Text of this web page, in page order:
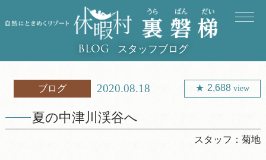
BLOG スタッフブログ
ブログ 2020.08.18 2,688view
夏の中津川渓谷へ
スタッフ：菊地